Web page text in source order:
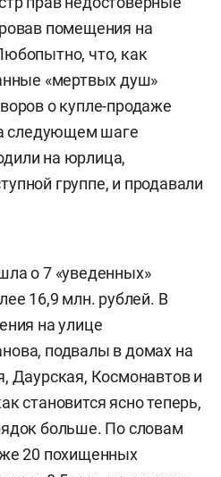
помещения на
что, как
«мертвых душ»
о купле-продаже
следующем шаге
на юрлица,
группе, и продавали
о 7 «уведенных»
16,9 млн. рублей. В
на улице
подвалы в домах на
Даурская, Космонавтов и
становится ясно теперь,
больше. По словам
20 похищенных